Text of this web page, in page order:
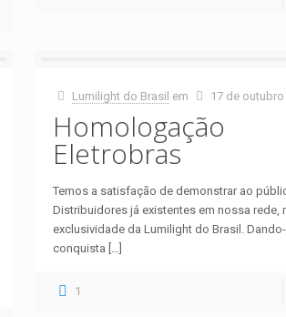
Lumilight do Brasil em 17 de
Homologação
Eletrobras
Temos a satisfação de demonstrar ao
Distribuidores já existentes em nossa rede,
exclusividade da Lumilight do Brasil.
conquista […]
1